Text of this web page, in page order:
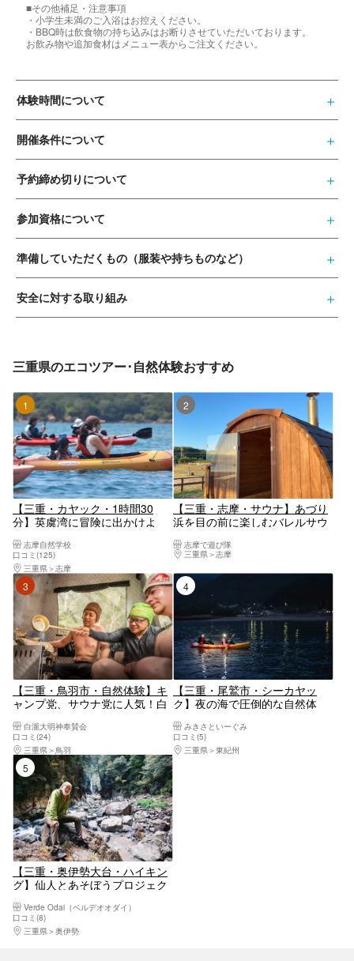
■その他補足・注意事項
・小学生未満のご入浴はお控えください。
・BBQ時は飲食物の持ち込みはお断りさせていただいております。
お飲み物や追加食材はメニュー表からご注文ください。
体験時間について
開催条件について
予約締め切りについて
参加資格について
準備していただくもの（服装や持ちものなど）
安全に対する取り組み
三重県のエコツアー･自然体験おすすめ
1位
【三重・カヤック・1時間30
分】英虞湾に冒険に出かけよ
志摩自然学校
口コミ(125)
三重県
志摩
【三重・志摩・サウナ】あづり
浜を目の前に楽しむバレルサウ
志摩で遊び隊
三重県
志摩
3位
【三重・鳥羽市・自然体験】キ
ャンプ党、サウナ党に人気！白
のサウナ）
白瀧大明神奉賛会
口コミ(24)
三重県
鳥羽
【三重・尾鷲市・シーカヤッ
ク】夜の海で圧倒的な自然体
ツアー（初級～中級向けミニ講
習付き）
みきさといーぐみ
口コミ(5)
三重県
東紀州
5位
【三重・奥伊勢大台・ハイキン
グ】仙人とあそぼうプロジェク
Verde Odai（ベルデオオダイ）
口コミ(8)
三重県
奥伊勢